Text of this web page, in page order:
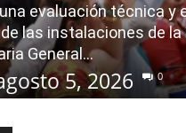
evaluación técnica y
las instalaciones de la
General...
5, 2026 0